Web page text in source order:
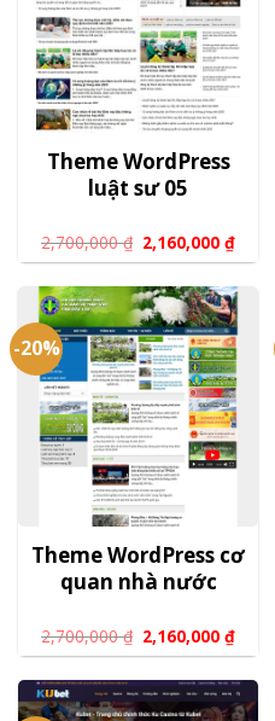
Theme WordPress
luật sư 05
2,700,000₫ 2,160,000₫
-20%
Theme WordPress cơ
quan nhà nước
2,700,000₫ 2,160,000₫